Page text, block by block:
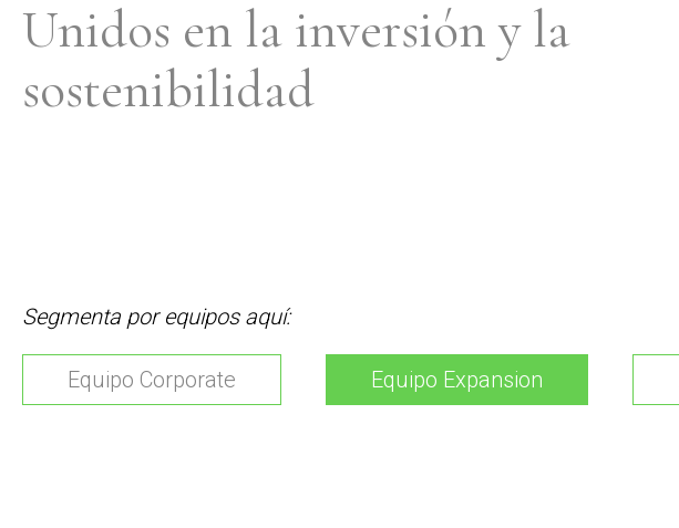
Unidos en la inversión y la
sostenibilidad
Segmenta por equipos aquí:
Equipo Corporate Equipo Expansion